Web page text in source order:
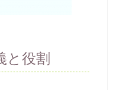
と役割